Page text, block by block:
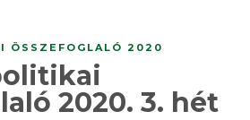
ÖSSZEFOGLALÓ 2020
2020. 3. hét